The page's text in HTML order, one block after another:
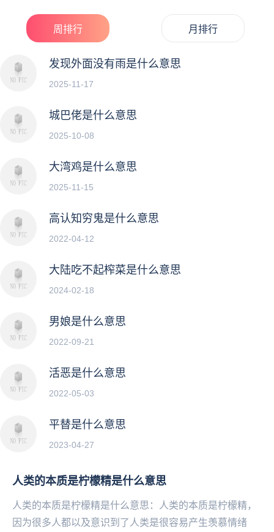
周排行 月排行
发现外面没有雨是什么意思
2025-11-17
城巴佬是什么意思
2025-10-08
大湾鸡是什么意思
2025-11-15
高认知穷鬼是什么意思
2022-04-12
大陆吃不起榨菜是什么意思
2024-02-18
男娘是什么意思
2022-09-21
活恶是什么意思
2022-05-03
平替是什么意思
2023-04-27
人类的本质是柠檬精是什么意思
人类的本质是柠檬精是什么意思：人类的本质是柠檬精，
因为很多人都以及意识到了人类是很容易产生羡慕情绪